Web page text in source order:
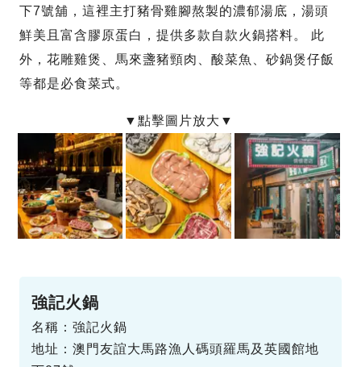
下7號舖，這裡主打豬骨雞腳熬製的濃郁湯底，湯頭
鮮美且富含膠原蛋白，提供多款自款火鍋搭料。 此
外，花雕雞煲、馬來盞豬頸肉、酸菜魚、砂鍋煲仔飯
等都是必食菜式。
強記火鍋
名稱：強記火鍋
地址：澳門友誼大馬路漁人碼頭羅馬及英國館地